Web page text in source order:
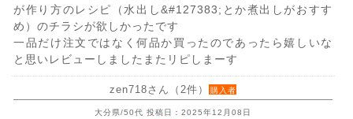
が作り方のレシピ（水出し&#127383;とか煮出しがおすす
め）のチラシが欲しかったです
一品だけ注文ではなく何品か買ったのであったら嬉しいな
と思いレビューしましたまたリピしまーす
zen718さん（2件） 購入者
大分県/50代 投稿日：2025年12月08日